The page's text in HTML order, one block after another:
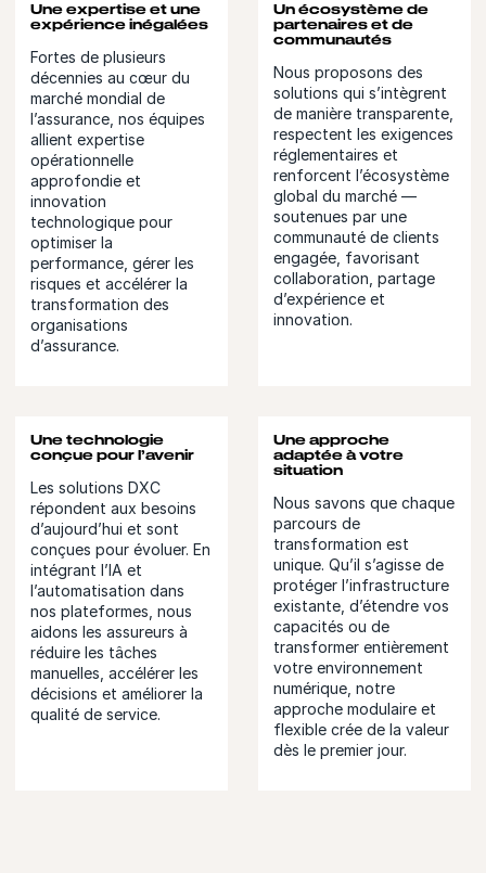
Une expertise et une
expérience inégalées
Fortes de plusieurs
décennies au cœur du
marché mondial de
l’assurance, nos équipes
allient expertise
opérationnelle
approfondie et
innovation
technologique pour
optimiser la
performance, gérer les
risques et accélérer la
transformation des
organisations
d’assurance.
Un écosystème de
partenaires et de
communautés
Nous proposons des
solutions qui s’intègrent
de manière transparente,
respectent les exigences
réglementaires et
renforcent l’écosystème
global du marché —
soutenues par une
communauté de clients
engagée, favorisant
collaboration, partage
d’expérience et
innovation.
Une technologie
conçue pour l’avenir
Les solutions DXC
répondent aux besoins
d’aujourd’hui et sont
conçues pour évoluer. En
intégrant l’IA et
l’automatisation dans
nos plateformes, nous
aidons les assureurs à
réduire les tâches
manuelles, accélérer les
décisions et améliorer la
qualité de service.
Une approche
adaptée à votre
situation
Nous savons que chaque
parcours de
transformation est
unique. Qu’il s’agisse de
protéger l’infrastructure
existante, d’étendre vos
capacités ou de
transformer entièrement
votre environnement
numérique, notre
approche modulaire et
flexible crée de la valeur
dès le premier jour.